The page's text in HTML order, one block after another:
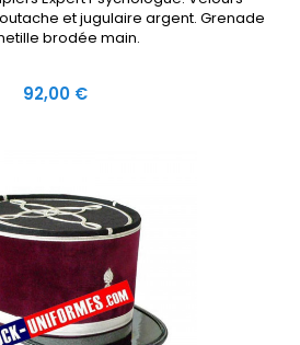
et jugulaire argent. Grenade
brodée main.
Prix
92,00 €